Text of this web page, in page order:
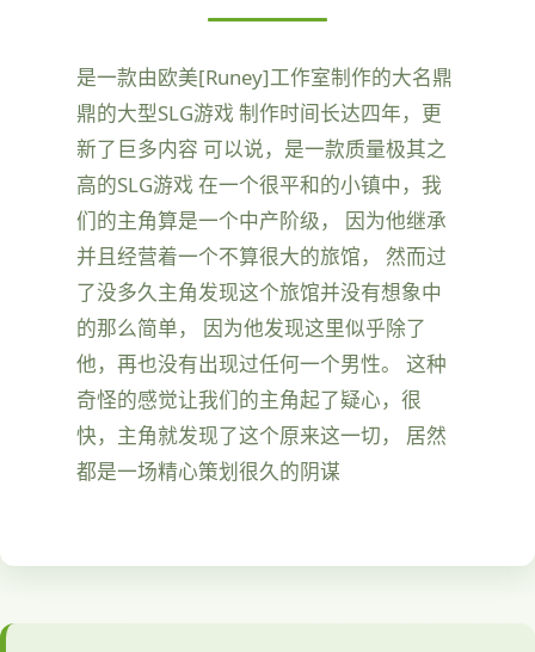
是一款由欧美[Runey]工作室制作的大名鼎
鼎的大型SLG游戏 制作时间长达四年，更
新了巨多内容 可以说，是一款质量极其之
高的SLG游戏 在一个很平和的小镇中，我
们的主角算是一个中产阶级， 因为他继承
并且经营着一个不算很大的旅馆， 然而过
了没多久主角发现这个旅馆并没有想象中
的那么简单， 因为他发现这里似乎除了
他，再也没有出现过任何一个男性。 这种
奇怪的感觉让我们的主角起了疑心，很
快，主角就发现了这个原来这一切， 居然
都是一场精心策划很久的阴谋